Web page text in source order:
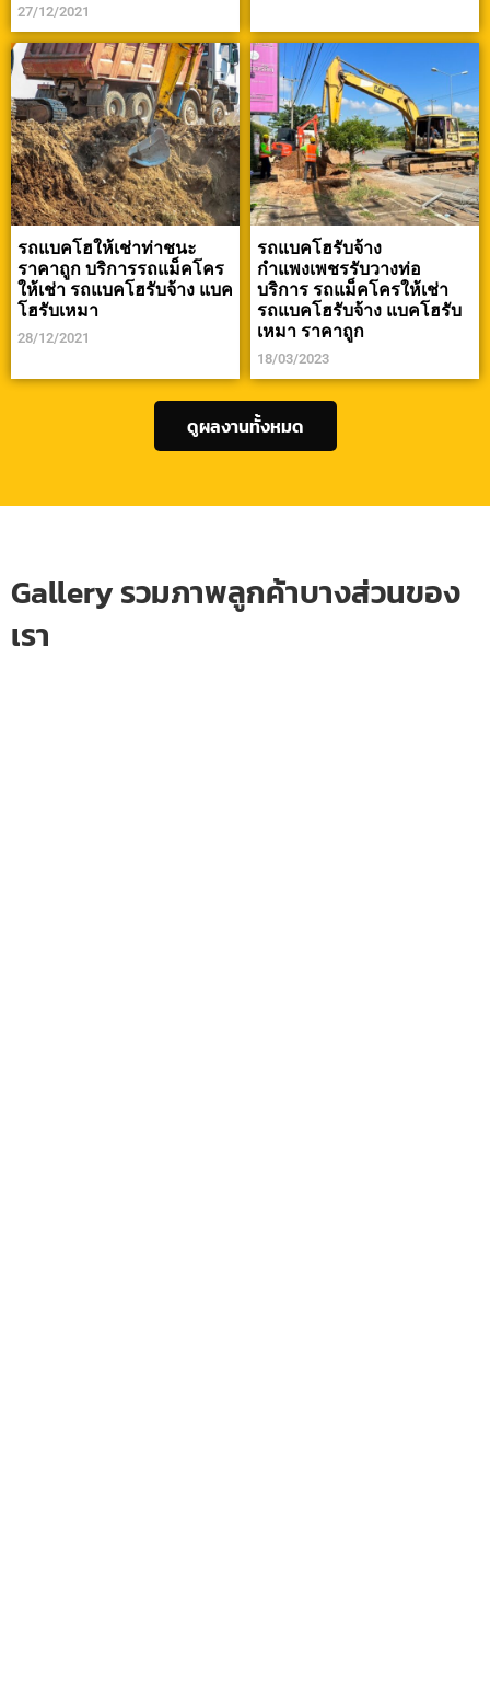
27/12/2021
รถแบคโฮให้เช่าท่าชนะ
ราคาถูก บริการรถแม็คโคร
ให้เช่า รถแบคโฮรับจ้าง แบค
โฮรับเหมา
28/12/2021
รถแบคโฮรับจ้าง
กำแพงเพชรรับวางท่อ
บริการ รถแม็คโครให้เช่า
รถแบคโฮรับจ้าง แบคโฮรับ
เหมา ราคาถูก
18/03/2023
ดูผลงานทั้งหมด
Gallery รวมภาพลูกค้าบางส่วนของ
เรา